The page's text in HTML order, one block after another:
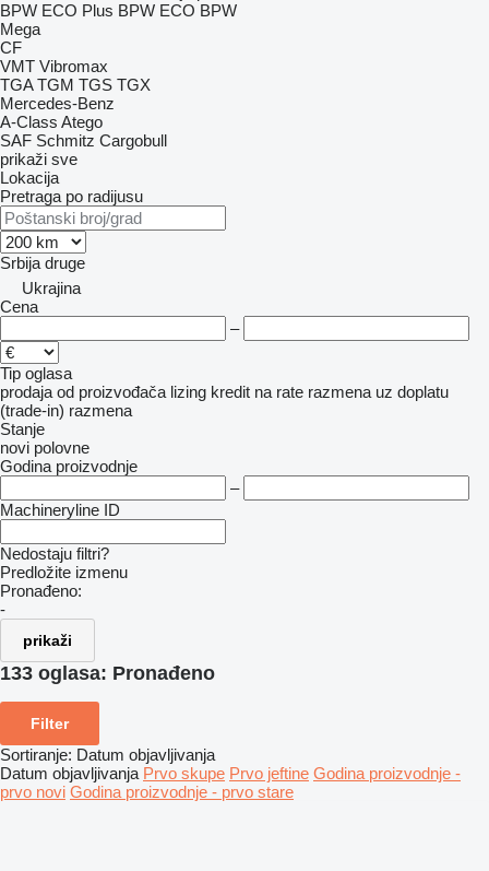
BPW ECO Plus BPW ECO BPW
Mega
CF
VMT Vibromax
TGA TGM TGS TGX
Mercedes-Benz
A-Class Atego
SAF Schmitz Cargobull
prikaži sve
Lokacija
Pretraga po radijusu
Srbija druge
Ukrajina
Cena
–
Tip oglasa
prodaja od proizvođača lizing kredit na rate razmena uz doplatu
(trade-in) razmena
Stanje
novi polovne
Godina proizvodnje
–
Machineryline ID
Nedostaju filtri?
Predložite izmenu
Pronađeno:
-
prikaži
133 oglasa: Pronađeno
Filter
Sortiranje: Datum objavljivanja
Datum objavljivanja Prvo skupe Prvo jeftine Godina proizvodnje -
prvo novi Godina proizvodnje - prvo stare